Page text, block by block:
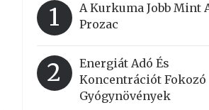
1
A Kurkuma Jobb Mint
Prozac
2
Energiát Adó És
Koncentrációt Fokozó
Gyógynövények